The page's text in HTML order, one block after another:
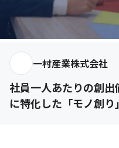
一村産業株式会社
社員一人あたりの創
に特化した「モノ創り